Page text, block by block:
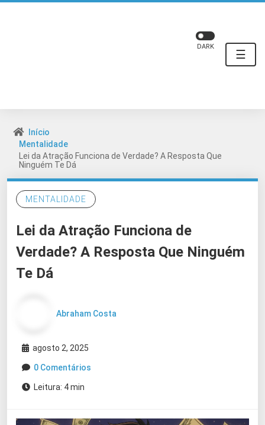
☰
DARK
Início
Mentalidade
Lei da Atração Funciona de Verdade? A Resposta Que
Ninguém Te Dá
MENTALIDADE
Lei da Atração Funciona de
Verdade? A Resposta Que Ninguém
Te Dá
Abraham Costa
agosto 2, 2025
0 Comentários
Leitura: 4 min